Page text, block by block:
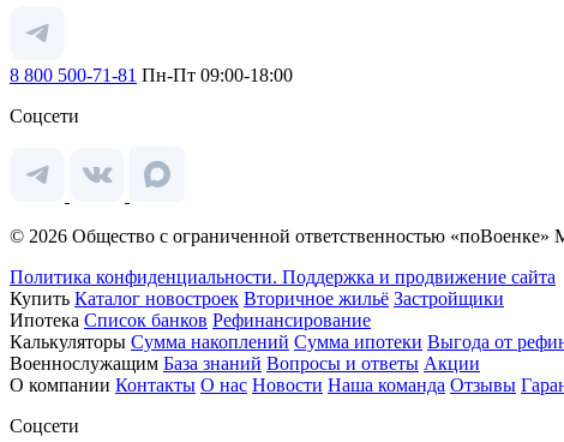
8 800 500-71-81 Пн-Пт 09:00-18:00
Соцсети
© 2026 Общество с ограниченной ответственностью
Политика конфиденциальности. Поддержка и продвижение сайта
Купить Каталог новостроек Вторичное жильё Застройщики
Ипотека Список банков Рефинансирование
Калькуляторы Сумма накоплений Сумма ипотеки Выгода от
Военнослужащим База знаний Вопросы и ответы Акции
О компании Контакты О нас Новости Наша команда Отзывы
Соцсети